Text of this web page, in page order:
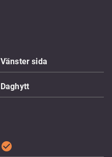
Vänster sida
Daghytt
check_circle